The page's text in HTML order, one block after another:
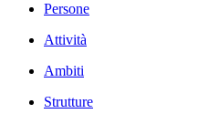
Persone
Attività
Ambiti
Strutture